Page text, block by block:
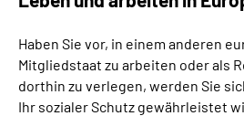
Haben Sie vor, in einem anderen
Mitgliedstaat zu arbeiten oder als
dorthin zu verlegen, werden Sie
Ihr sozialer Schutz gewährleistet